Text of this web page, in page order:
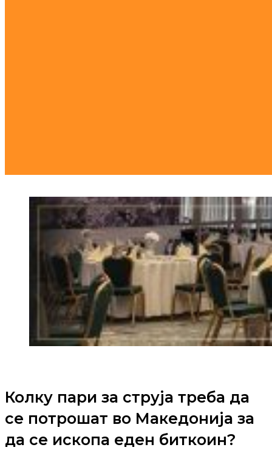
Колку пари за струја треба да
се потрошат во Македонија за
да се ископа еден биткоин?